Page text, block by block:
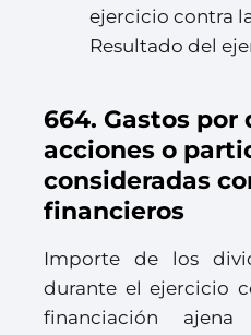
ejercicio contra
Resultado del
664. Gastos
acciones o
consideradas
financieros
Importe de los
durante el ejercicio
financiación